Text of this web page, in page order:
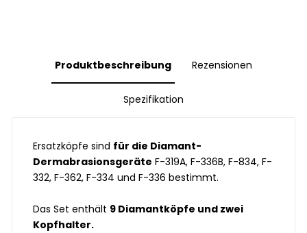
Produktbeschreibung Rezensionen
Spezifikation
Ersatzköpfe sind für die Diamant-
Dermabrasionsgeräte F-319A, F-336B, F-834, F-
332, F-362, F-334 und F-336 bestimmt.
Das Set enthält 9 Diamantköpfe und zwei
Kopfhalter.